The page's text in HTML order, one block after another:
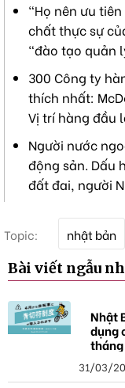
“Họ nên ưu
chất thực sự
“đào tạo quản
300 Công ty
thích nhất:
Vị trí hàng đầu
Người nước
động sản. Dấu
đất đai, người
Topic:
h
a
nhật bản
Bài viết ngẫu
Nhật
dụng
31/03/